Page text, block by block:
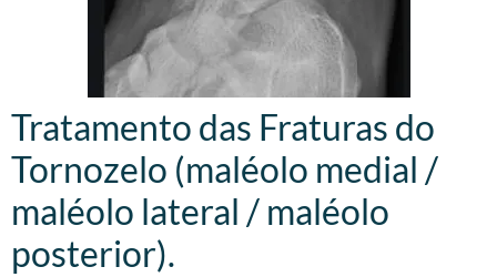
Tratamento das Fraturas do
Tornozelo (maléolo medial /
maléolo lateral / maléolo
posterior).